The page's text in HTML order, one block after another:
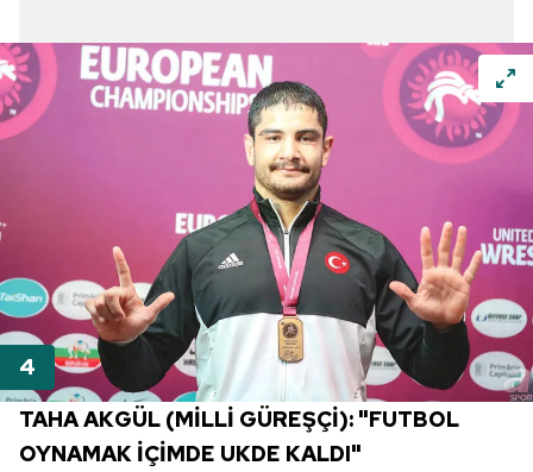
TAHA AKGÜL (MİLLİ GÜREŞÇİ): "FUTBOL
OYNAMAK İÇİMDE UKDE KALDI"